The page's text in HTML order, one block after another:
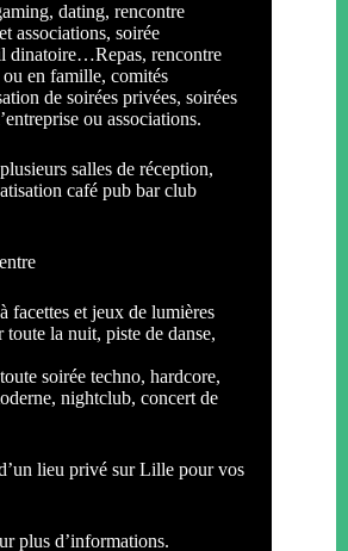
dating, rencontre
associations, soirée
dinatoire…Repas, rencontre
ou en famille, comités
de soirées privées, soirées
ou associations.
salles de réception,
café pub bar club
facettes et jeux de lumières
toute la nuit, piste de danse,
soirée techno, hardcore,
nightclub, concert de
lieu privé sur Lille pour vos
plus d’informations.